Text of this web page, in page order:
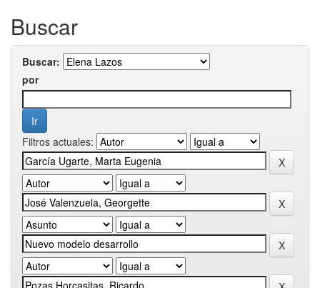
Buscar
Buscar:
por
Filtros actuales: